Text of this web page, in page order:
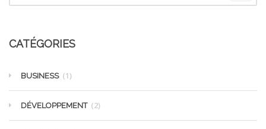
CATÉGORIES
BUSINESS (1)
DÉVELOPPEMENT (2)